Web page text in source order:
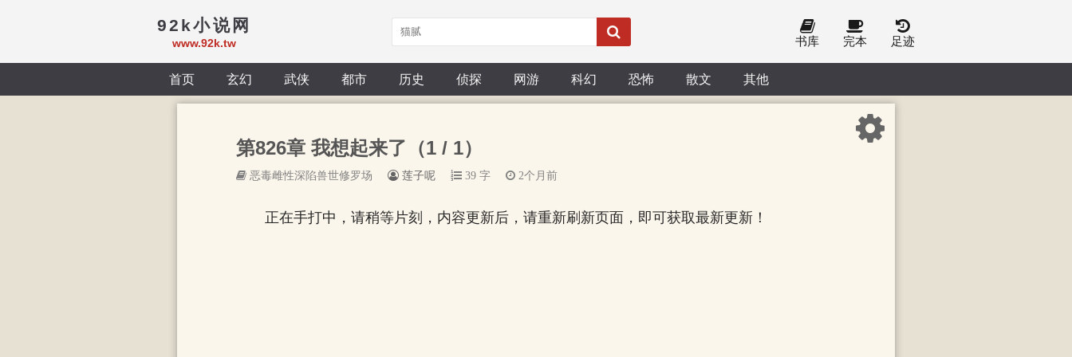
92k小说网
www.92k.tw 书库 完本 足迹
首页 玄幻 武侠 都市 历史 侦探 网游 科幻 恐怖 散文 其他
第826章 我想起来了（1 / 1）
恶毒雌性深陷兽世修罗场 莲子呢 39 字 2个月前
正在手打中，请稍等片刻，内容更新后，请重新刷新页面，即可获取最新更新！